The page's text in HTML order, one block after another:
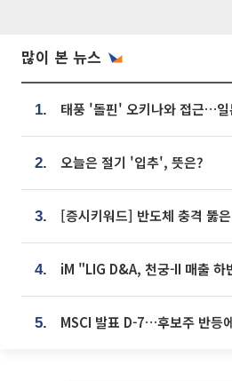
많이 본 뉴스
1.
2. 오늘은 절기 '입추', 뜻은?
3.
4.
5. MSCI 발표 D-7…후보주 반등